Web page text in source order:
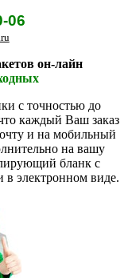
06
он-лайн
с точностью до
каждый Ваш заказ
и на мобильный
на вашу
бланк с
электронном виде.